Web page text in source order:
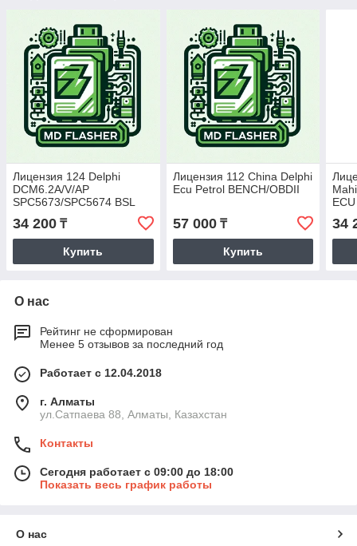
Лицензия 124 Delphi
DCM6.2A/V/AP
SPC5673/SPC5674 BSL
34 200 ₸
Купить
Лицензия 112 China Delphi
Ecu Petrol BENCH/OBDII
57 000₸
Купить
34
О нас
Рейтинг не сформирован
Менее 5 отзывов за последний год
Работает с 12.04.2018
г. Алматы
ул.Сатпаева 88, Алматы, Казахстан
Контакты
Сегодня работает с 09:00 до 18:00
Показать весь график работы
О нас